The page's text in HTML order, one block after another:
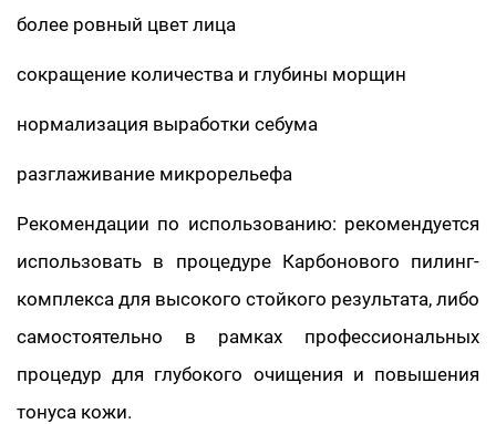
более ровный цвет лица
сокращение количества и глубины морщин
нормализация выработки себума
разглаживание микрорельефа
Рекомендации по использованию: рекомендуется
использовать в процедуре Карбонового пилинг-
комплекса для высокого стойкого результата, либо
самостоятельно в рамках профессиональных
процедур для глубокого очищения и повышения
тонуса кожи.